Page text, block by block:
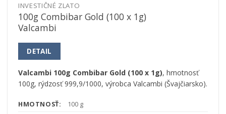
INVESTIČNÉ ZLATO
100g Combibar Gold (100 x 1g)
Valcambi
DETAIL
Valcambi 100g Combibar Gold (100 x 1g), hmotnosť
100g, rýdzosť 999,9/1000, výrobca Valcambi (Švajčiarsko).
HMOTNOSŤ:
100 g